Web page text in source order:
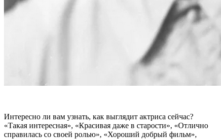
Интересно ли вам узнать, как выглядит актриса сейчас?
«Такая интересная», «Красивая даже в старости», «Отлично
справилась со своей ролью», «Хороший добрый фильм»,